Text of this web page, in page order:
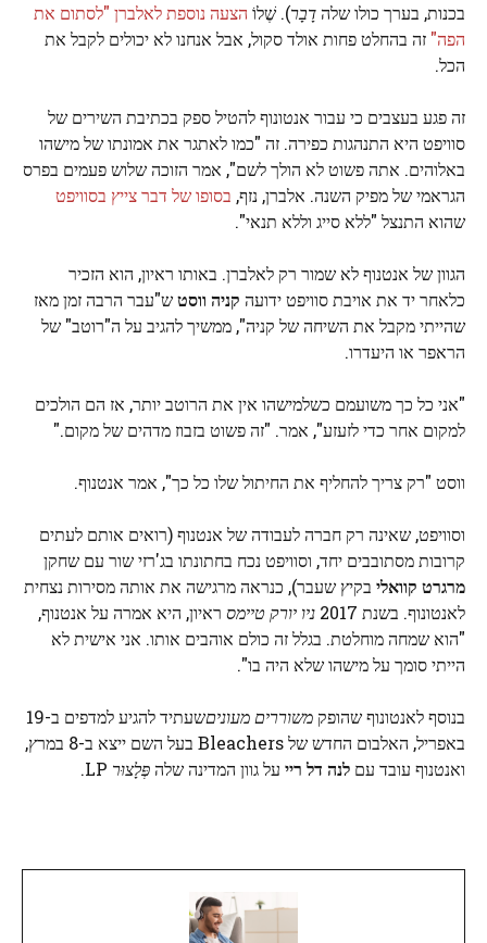
בכנות, בערך כולו שלהדָבָר). שֶׁלוֹ הצעה נוספת לאלברן "לסתום את
הפה" זה בהחלט פחות אולד סקול, אבל אנחנו לא יכולים לקבל את
הכל.
זה פגע בעצבים כי עבור אנטונוף להטיל ספק בכתיבת השירים של
סוויפט היא התנהגות כפירה. זה "כמו לאתגר את אמונתו של מישהו
באלוהים. אתה פשוט לא הולך לשם", אמר הזוכה שלוש פעמים בפרס
הגראמי של מפיק השנה. אלברן, נזף, בסופו של דבר צייץ בסוויפט
שהוא התנצל "ללא סייג וללא תנאי".
הגוון של אנטנוף לא שמור רק לאלברן. באותו ראיון, הוא הזכיר
כלאחר יד את אויבת סוויפט ידועה קניה ווסטש"עבר הרבה זמן מאז
שהייתי מקבל את השיחה של קניה", ממשיך להגיב על ה"רוטב" של
הראפר או היעדרו.
"אני כל כך משועמם כשלמישהו אין את הרוטב יותר, אז הם הולכים
למקום אחר כדי לזעזע", אמר. "זה פשוט בזבוז מדהים של מקום."
ווסט "רק צריך להחליף את החיתול שלו כל כך", אמר אנטנוף.
וסוויפט, שאינה רק חברה לעבודה של אנטנוף (רואים אותם לעתים
קרובות מסתובבים יחד, וסוויפט נכח בחתונתו בג'רזי שור עם שחקן
מרגרט קוואלי בקיץ שעבר), כנראה מרגישה את אותה מסירות נצחית
לאנטונוף. בשנת 2017
ניו יורק טיימס ראיון, היא אמרה על אנטנוף,
"הוא שמחה מוחלטת. בגלל זה כולם אוהבים אותו. אני אישית לא
הייתי סומך על מישהו שלא היה בו".
בנוסף לאנטונוף שהופק משוררים מעונים
שעתיד להגיע למדפים ב-19
באפריל, האלבום החדש של Bleachers בעל השם ייצא ב-8 במרץ,
ואנטנוף עובד עם לנה דל ריי על גוון המדינה שלהפְּלָצוּר